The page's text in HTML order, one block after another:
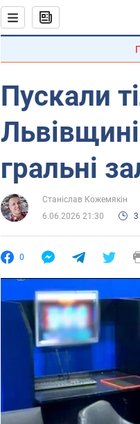
Пускали
гральні
Станіслав Кожемякін
6.06.2026 21:30
3
0